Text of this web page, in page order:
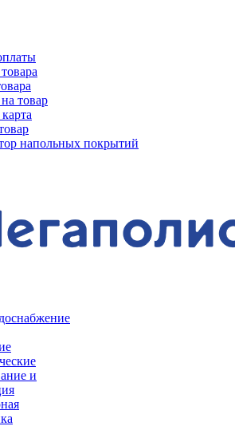
товар
напольных покрытий
и